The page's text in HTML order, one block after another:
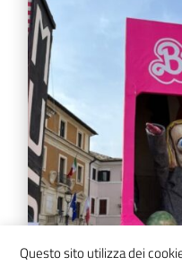
Questo sito utilizza dei